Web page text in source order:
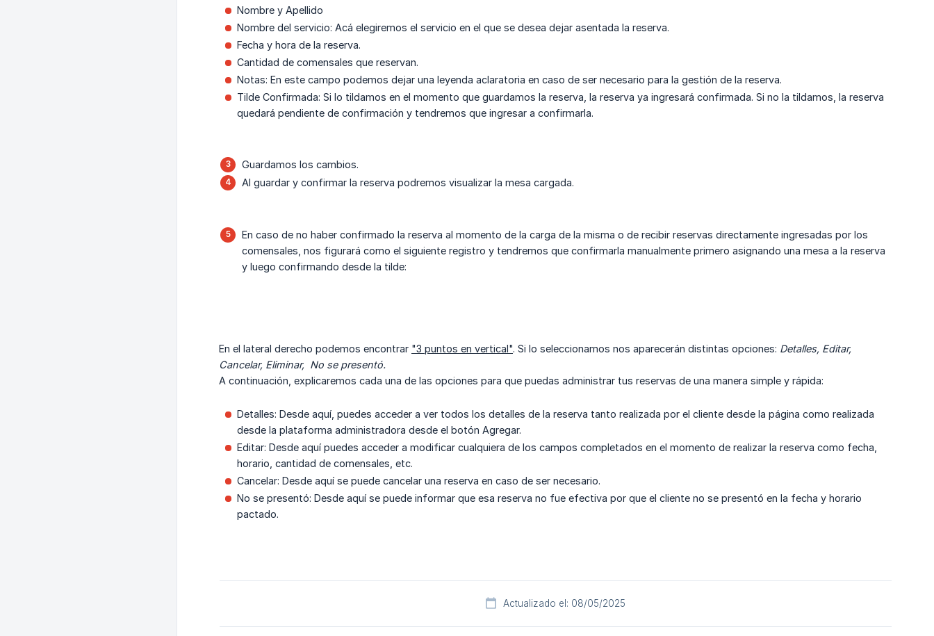
Nombre y Apellido
Nombre del servicio: Acá elegiremos el servicio en el que se desea dejar asentada la reserva.
Fecha y hora de la reserva.
Cantidad de comensales que reservan.
Notas: En este campo podemos dejar una leyenda aclaratoria en caso de ser necesario para la gestión de la reserva.
Tilde Confirmada: Si lo tildamos en el momento que guardamos la reserva, la reserva ya ingresará confirmada. Si no la tildamos, la reserva
quedará pendiente de confirmación y tendremos que ingresar a confirmarla.
Guardamos los cambios.
Al guardar y confirmar la reserva podremos visualizar la mesa cargada.
En caso de no haber confirmado la reserva al momento de la carga de la misma o de recibir reservas directamente ingresadas por los
comensales, nos figurará como el siguiente registro y tendremos que confirmarla manualmente primero asignando una mesa a la reserva
y luego confirmando desde la tilde:
En el lateral derecho podemos encontrar "3 puntos en vertical". Si lo seleccionamos nos aparecerán distintas opciones: Detalles, Editar,
Cancelar, Eliminar,  No se presentó.
A continuación, explicaremos cada una de las opciones para que puedas administrar tus reservas de una manera simple y rápida:
Detalles: Desde aquí, puedes acceder a ver todos los detalles de la reserva tanto realizada por el cliente desde la página como realizada
desde la plataforma administradora desde el botón Agregar.
Editar: Desde aquí puedes acceder a modificar cualquiera de los campos completados en el momento de realizar la reserva como fecha,
horario, cantidad de comensales, etc.
Cancelar: Desde aquí se puede cancelar una reserva en caso de ser necesario.
No se presentó: Desde aquí se puede informar que esa reserva no fue efectiva por que el cliente no se presentó en la fecha y horario
pactado.
Actualizado el: 08/05/2025